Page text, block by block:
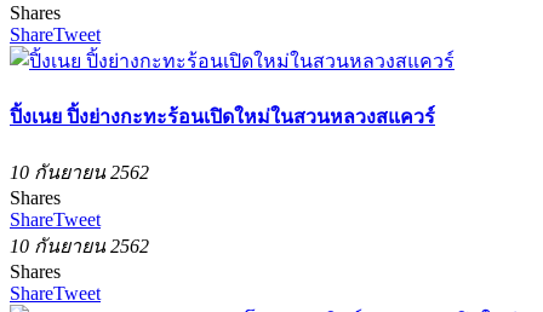
Shares
ShareTweet
ปิ้งเนย ปิ้งย่างกะทะร้อนเปิดใหม่ในสวนหลวงสแควร์
10 กันยายน 2562
Shares
ShareTweet
10 กันยายน 2562
Shares
ShareTweet